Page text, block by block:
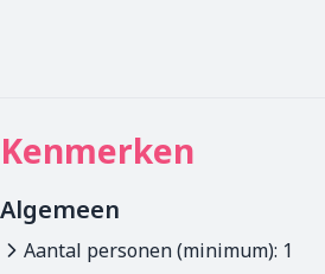
Het vakantiehuis biedt een
graden en kunt u genieten van
Kenmerken
Algemeen
Aantal personen (minimum): 1